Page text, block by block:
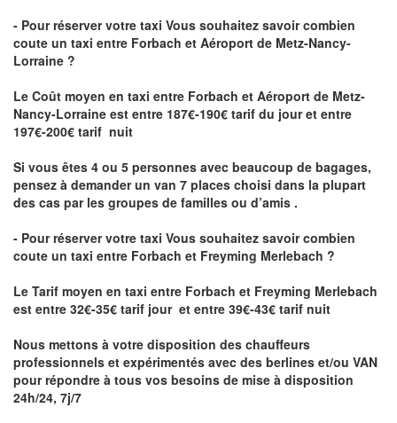
- Pour réserver votre taxi Vous souhaitez savoircombien
coute un taxi entre Forbach et Aéroport de Metz-Nancy-
Lorraine ?
Le Coût moyen en taxi entre Forbach et Aéroport de Metz-
Nancy-Lorraine est entre 187€-190€ tarif du jour et entre
197€-200€ tarif nuit
Si vous êtes 4 ou 5 personnes avec beaucoup de bagages,
pensez à demander un van 7 places choisi dans la plupart
des cas par les groupes de familles ou d’amis .
- Pour réserver votre taxi Vous souhaitez savoircombien
coute un taxi entre Forbach et Freyming Merlebach ?
Le Tarif moyen en taxi entre Forbach et Freyming Merlebach
est entre 32€-35€ tarif jour et entre 39€-43€ tarif nuit
Nous mettons à votre disposition des chauffeurs
professionnels et expérimentés avec des berlines et/ou VAN
pour répondre à tous vos besoins de mise à disposition
24h/24, 7j/7